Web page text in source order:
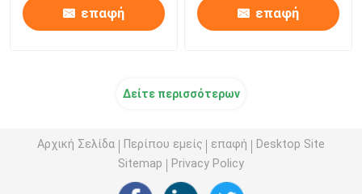
επαφή επαφή
Δείτε περισσότερων
Αρχική Σελίδα Περίπου εμείς επαφή
Desktop Site
Sitemap
Privacy Policy